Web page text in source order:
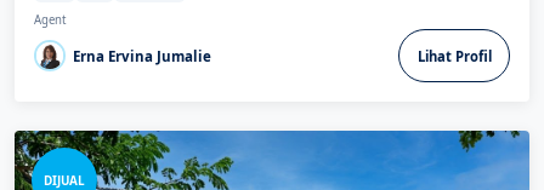
Agent
Erna Ervina Jumalie Lihat Profil
DIJUAL